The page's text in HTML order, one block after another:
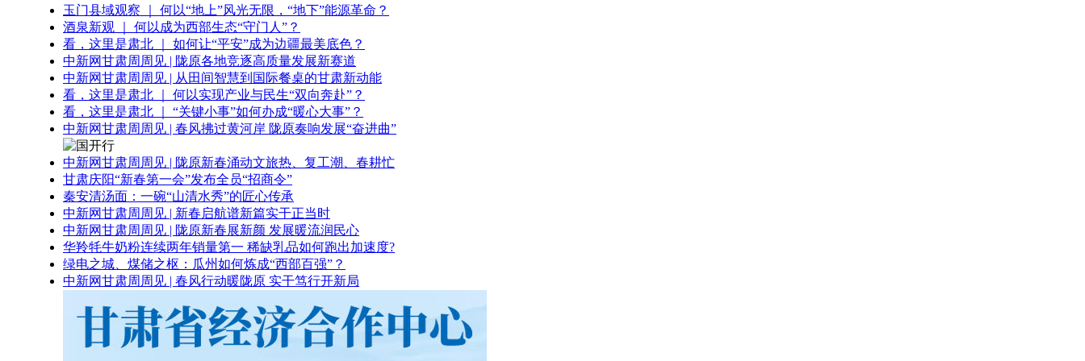
玉门县域观察 ｜ 何以“地上”风光无限，“地下”能源革命？
酒泉新观 ｜ 何以成为西部生态“守门人”？
看，这里是肃北 ｜ 如何让“平安”成为边疆最美底色？
中新网甘肃周周见 | 陇原各地竞逐高质量发展新赛道
中新网甘肃周周见 | 从田间智慧到国际餐桌的甘肃新动能
看，这里是肃北 ｜ 何以实现产业与民生“双向奔赴”？
看，这里是肃北 ｜ “关键小事”如何办成“暖心大事”？
中新网甘肃周周见 | 春风拂过黄河岸 陇原奏响发展“奋进曲”
中新网甘肃周周见 | 陇原新春涌动文旅热、复工潮、春耕忙
甘肃庆阳“新春第一会”发布全员“招商令”
秦安清汤面：一碗“山清水秀”的匠心传承
中新网甘肃周周见 | 新春启航谱新篇实干正当时
中新网甘肃周周见 | 陇原新春展新颜 发展暖流润民心
华羚牦牛奶粉连续两年销量第一 稀缺乳品如何跑出加速度?
绿电之城、煤储之枢：瓜州如何炼成“西部百强”？
中新网甘肃周周见 | 春风行动暖陇原 实干笃行开新局